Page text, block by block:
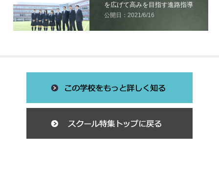
を広げて高みを目指す進路指導
公開日：2021/6/16